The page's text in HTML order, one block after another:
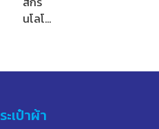
นโลโ…
ะเป๋าผ้า